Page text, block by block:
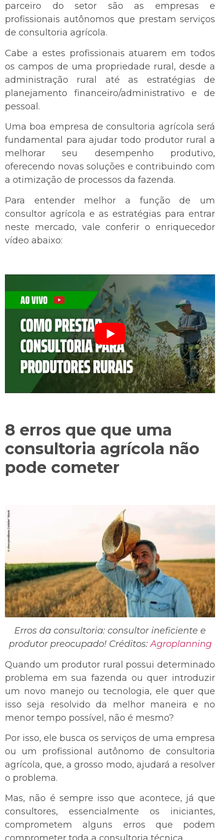
parceiro do setor são as empresas e
profissionais autônomos que prestam serviços
de consultoria agrícola.
Cabe a estes profissionais atuarem em todos
os campos de uma propriedade rural, desde a
administração rural até as estratégias de
planejamento financeiro/administrativo e de
pessoal.
Uma boa empresa de consultoria agrícola será
fundamental para ajudar todo produtor rural a
melhorar seu desempenho produtivo,
oferecendo novas soluções e contribuindo com
a otimização de processos da fazenda.
Para entender melhor a função de um
consultor agrícola e as estratégias para entrar
neste mercado, vale conferir o enriquecedor
vídeo abaixo:
8 erros que que uma
consultoria agrícola não
pode cometer
Erros da consultoria: consultor ineficiente e
produtor preocupado! Créditos:Agroplanning
Quando um produtor rural possui determinado
problema em sua fazenda ou quer introduzir
um novo manejo ou tecnologia, ele quer que
isso seja resolvido da melhor maneira e no
menor tempo possível, não é mesmo?
Por isso, ele busca os serviços de uma empresa
ou um profissional autônomo de consultoria
agrícola, que, a grosso modo, ajudará a resolver
o problema.
Mas, não é sempre isso que acontece, já que
consultores, essencialmente os iniciantes,
comprometem alguns erros que podem